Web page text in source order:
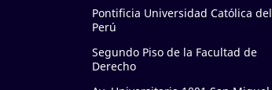
Pontificia Universidad Católica del
Perú
Segundo Piso de la Facultad de
Derecho